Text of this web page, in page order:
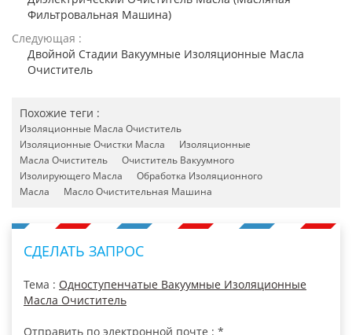
Фильтровальная Машина)
Следующая :
Двойной Стадии Вакуумные Изоляционные Масла
Очиститель
Похожие теги :
Изоляционные Масла Очиститель
Изоляционные Очистки Масла
Изоляционные
Масла Очиститель
Очиститель Вакуумного
Изолирующего Масла
Обработка Изоляционного
Масла
Масло Очистительная Машина
СДЕЛАТЬ ЗАПРОС
Тема : Одноступенчатые Вакуумные Изоляционные
Масла Очиститель
Отправить по электронной почте : *